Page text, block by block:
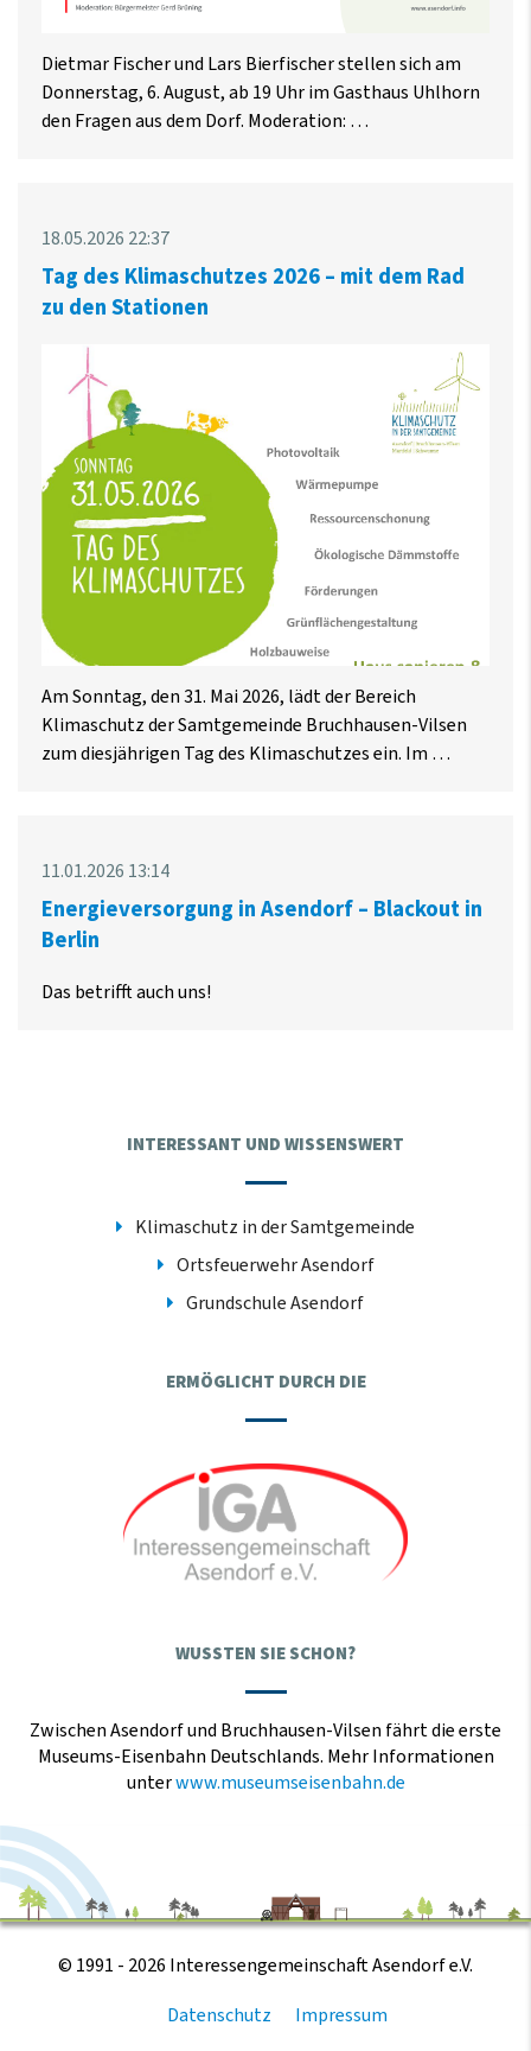
Dietmar Fischer und Lars Bierfischer stellen sich am
Donnerstag, 6. August, ab 19 Uhr im Gasthaus Uhlhorn
den Fragen aus dem Dorf. Moderation: …
18.05.2026 22:37
Tag des Klimaschutzes 2026 – mit dem Rad
zu den Stationen
Am Sonntag, den 31. Mai 2026, lädt der Bereich
Klimaschutz der Samtgemeinde Bruchhausen-Vilsen
zum diesjährigen Tag des Klimaschutzes ein. Im …
11.01.2026 13:14
Energieversorgung in Asendorf – Blackout in
Berlin
Das betrifft auch uns!
INTERESSANT UND WISSENSWERT
Klimaschutz in der Samtgemeinde
Ortsfeuerwehr Asendorf
Grundschule Asendorf
ERMÖGLICHT DURCH DIE
WUSSTEN SIE SCHON?
Zwischen Asendorf und Bruchhausen-Vilsen fährt die erste
Museums-Eisenbahn Deutschlands. Mehr Informationen
unterwww.museumseisenbahn.de
© 1991 - 2026 Interessengemeinschaft Asendorf e.V.
Datenschutz
Impressum